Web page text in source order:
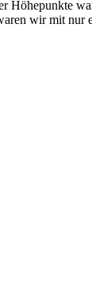
Höhepunkte
wir mit nur